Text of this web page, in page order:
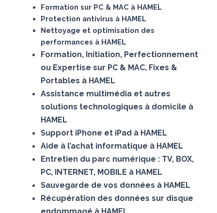
Formation sur PC & MAC à HAMEL
Protection antivirus à HAMEL
Nettoyage et optimisation des
performances à HAMEL
Formation, Initiation, Perfectionnement
ou Expertise sur PC & MAC, Fixes &
Portables à HAMEL
Assistance multimédia et autres
solutions technologiques à domicile à
HAMEL
Support iPhone et iPad à HAMEL
Aide à l’achat informatique à HAMEL
Entretien du parc numérique : TV, BOX,
PC, INTERNET, MOBILE à HAMEL
Sauvegarde de vos données à HAMEL
Récupération des données sur disque
endommagé à HAMEL